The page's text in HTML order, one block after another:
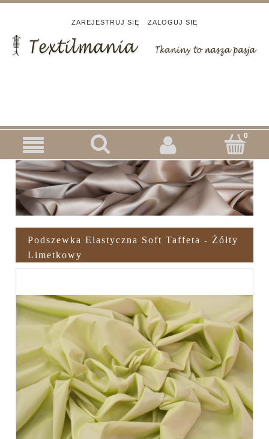
ZAREJESTRUJ SIĘ ZALOGUJ SIĘ
Podszewka Elastyczna Soft Taffeta - Żółty
Limetkowy